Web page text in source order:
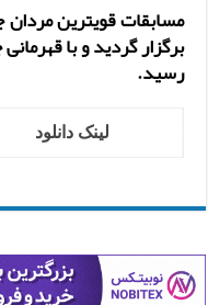
مسابقاتقویترین مردان
برگزار گردید و با
رسید.
لینک دانلود